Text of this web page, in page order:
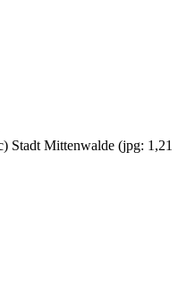
Stadt Mittenwalde (jpg: 1,21